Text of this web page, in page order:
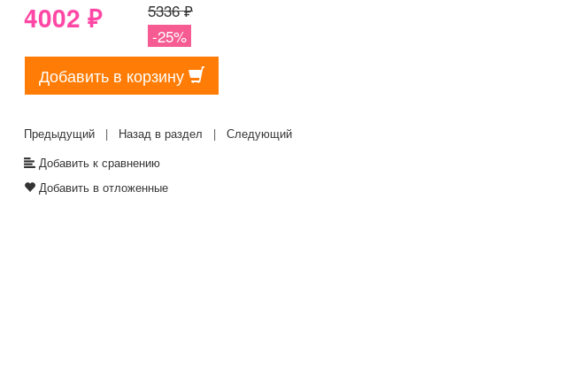
4002 ₽
5336 ₽
-25%
Добавить в корзину
Предыдущий | Назад в раздел | Следующий
Добавить к сравнению
Добавить в отложенные